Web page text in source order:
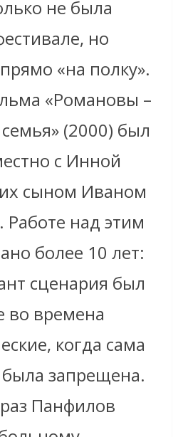
не была
но
«на полку».
«Романовы –
(2000) был
с Инной
сыном Иваном
над этим
более 10 лет:
сценария был
во времена
когда сама
запрещена.
Панфилов